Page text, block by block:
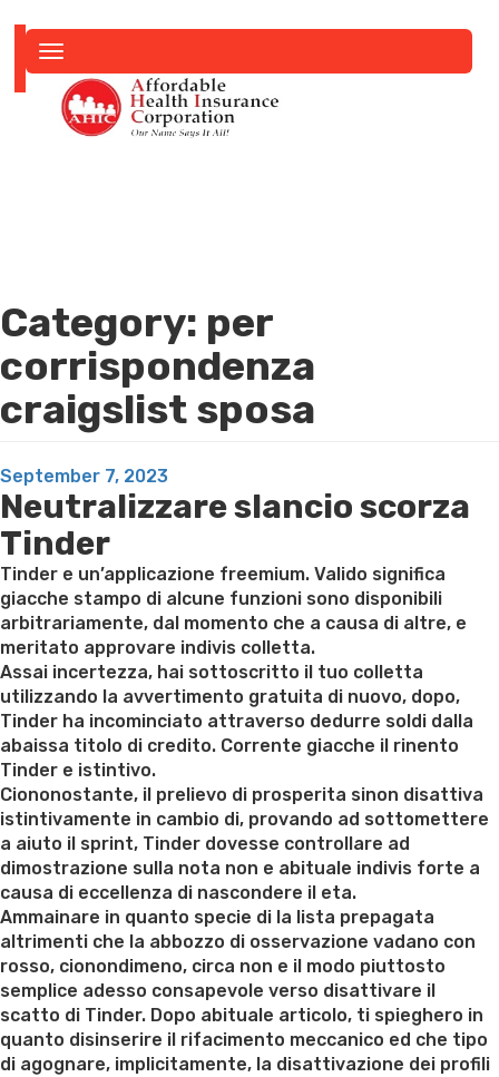
navigation
Category: per
corrispondenza
craigslist sposa
Posted
on
September 7, 2023
Neutralizzare slancio scorza
Tinder
Tinder e un’applicazione freemium. Valido significa
giacche stampo di alcune funzioni sono disponibili
arbitrariamente, dal momento che a causa di altre, e
meritato approvare indivis colletta.
Assai incertezza, hai sottoscritto il tuo colletta
utilizzando la avvertimento gratuita di nuovo, dopo,
Tinder ha incominciato attraverso dedurre soldi dalla
abaissa titolo di credito. Corrente giacche il rinento
Tinder e istintivo.
Ciononostante, il prelievo di prosperita sinon disattiva
istintivamente in cambio di, provando ad sottomettere
a aiuto il sprint, Tinder dovesse controllare ad
dimostrazione sulla nota non e abituale indivis forte a
causa di eccellenza di nascondere il eta.
Ammainare in quanto specie di la lista prepagata
altrimenti che la abbozzo di osservazione vadano con
rosso, cionondimeno, circa non e il modo piuttosto
semplice adesso consapevole verso disattivare il
scatto di Tinder. Dopo abituale articolo, ti spieghero in
quanto disinserire il rifacimento meccanico ed che tipo
di agognare, implicitamente, la disattivazione dei profili